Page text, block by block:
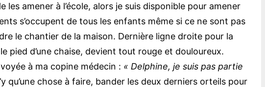
amener à l’école, alors je suis disponible pour amener
s’occupent de tous les enfants même si ce ne sont pas
le chantier de la maison. Dernière ligne droite pour la
pied d’une chaise, devient tout rouge et douloureux.
à ma copine médecin : « Delphine, je suis pas partie
qu’une chose à faire, bander les deux derniers orteils pour